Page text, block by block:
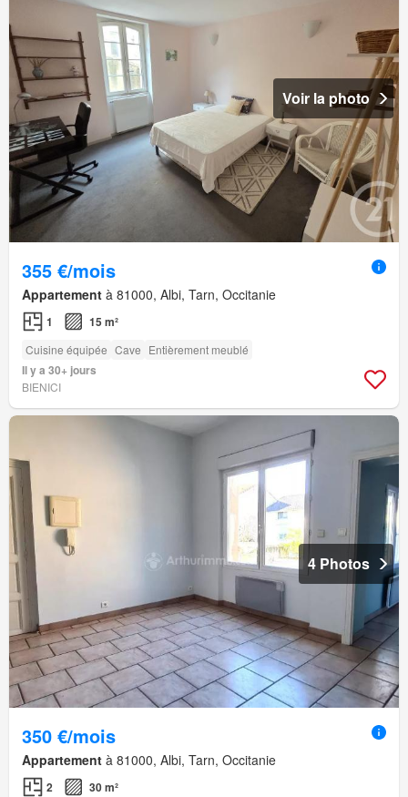
Voir la photo
355 €/mois
Appartement à 81000, Albi, Tarn, Occitanie
1 15 m²
Cuisine équipée Cave Entièrement meublé
Il y a 30+ jours
BIENICI
4 Photos
350 €/mois
Appartement à 81000, Albi, Tarn, Occitanie
2
30 m²